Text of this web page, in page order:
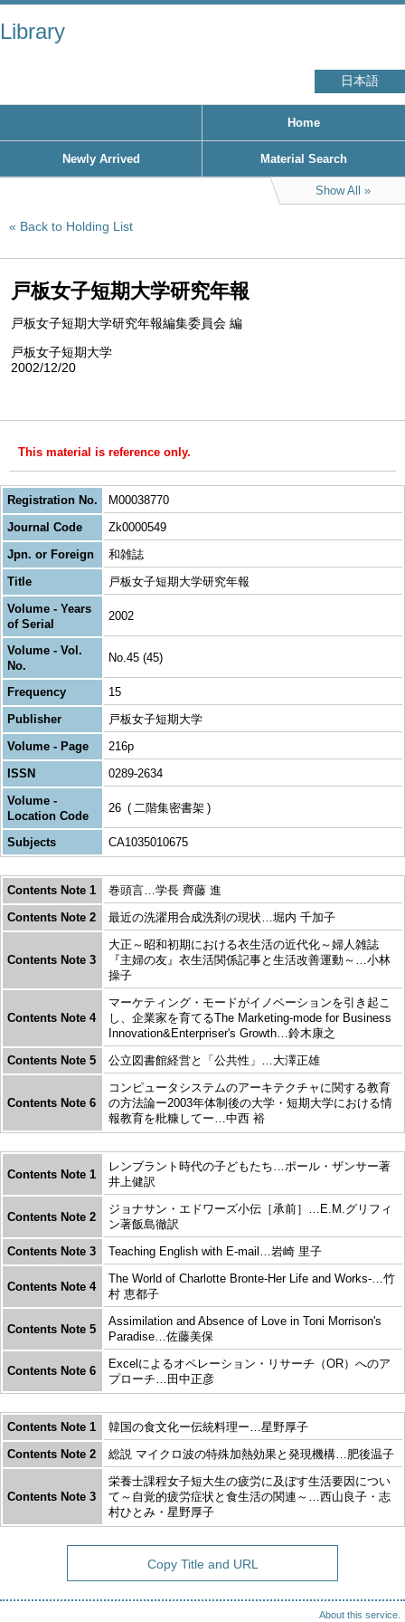
Library
日本語
Home
Newly Arrived Material Search
Show All
Back to Holding List
戸板女子短期大学研究年報
戸板女子短期大学研究年報編集委員会 編
戸板女子短期大学
2002/12/20
This material is reference only.
Registration No.
M00038770
Journal Code
Zk0000549
Jpn. or Foreign
和雑誌
Title
戸板女子短期大学研究年報
Volume - Years
of Serial
2002
Volume - Vol.
No.
No.45 (45)
Frequency
15
Publisher
戸板女子短期大学
Volume - Page
216p
ISSN
0289-2634
Volume -
Location Code
26 二階集密書架
Subjects CA1035010675
Contents Note 1
巻頭言…学長 齊藤 進
Contents Note 2
最近の洗濯用合成洗剤の現状…堀内 千加子
Contents Note 3
大正～昭和初期における衣生活の近代化～婦人雑誌
『主婦の友』衣生活関係記事と生活改善運動～…小林
操子
Contents Note 4
マーケティング・モードがイノベーションを引き起こ
し、企業家を育てるThe Marketing-mode for Business
Innovation&Enterpriser's Growth…鈴木康之
Contents Note 5
公立図書館経営と「公共性」…大澤正雄
Contents Note 6
コンピュータシステムのアーキテクチャに関する教育
の方法論ー2003年体制後の大学・短期大学における情
報教育を粃糠してー…中西 裕
Contents Note 1
レンブラント時代の子どもたち…ポール・ザンサー著
井上健訳
Contents Note 2
ジョナサン・エドワーズ小伝［承前］…E.M.グリフィ
ン著飯島徹訳
Contents Note 3
Teaching English with E-mail…岩崎 里子
Contents Note 4
The World of Charlotte Bronte-Her Life and Works-…竹
村 恵都子
Contents Note 5
Assimilation and Absence of Love in Toni Morrison's
Paradise…佐藤美保
Contents Note 6
Excelによるオペレーション・リサーチ（OR）へのア
プローチ…田中正彦
Contents Note 1
韓国の食文化ー伝統料理ー…星野厚子
Contents Note 2
総説 マイクロ波の特殊加熱効果と発現機構…肥後温子
Contents Note 3
栄養士課程女子短大生の疲労に及ぼす生活要因につい
て～自覚的疲労症状と食生活の関連～…西山良子・志
村ひとみ・星野厚子
Copy Title and URL
About this service.